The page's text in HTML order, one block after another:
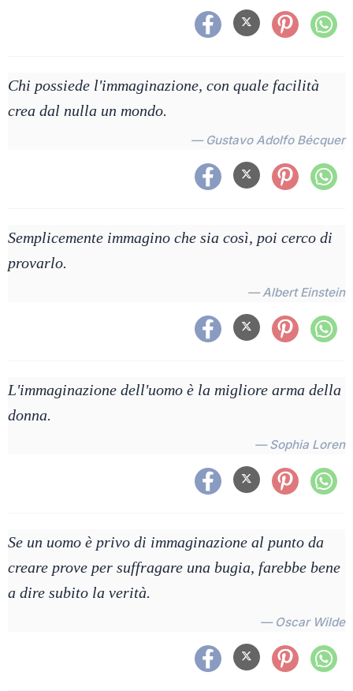
Chi possiede l'immaginazione, con quale facilità
crea dal nulla un mondo.
— Gustavo Adolfo Bécquer
Semplicemente immagino che sia così, poi cerco di
provarlo.
— Albert Einstein
L'immaginazione dell'uomo è la migliore arma della
donna.
— Sophia Loren
Se un uomo è privo di immaginazione al punto da
creare prove per suffragare una bugia, farebbe bene
a dire subito la verità.
— Oscar Wilde